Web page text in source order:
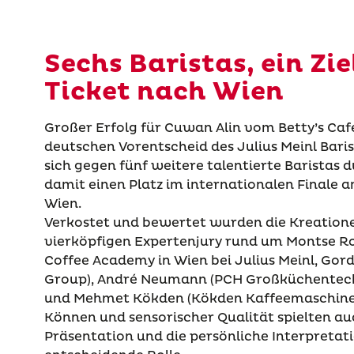
Sechs Baristas, ein
Ticket nach Wien
Großer Erfolg für Cuwan Alin vom Betty’s
deutschen Vorentscheid des Julius Meinl
sich gegen fünf weitere talentierte Baristas
damit einen Platz im internationalen Finale
Wien.
Verkostet und bewertet wurden die
vierköpfigen Expertenjury rund um Montse
Coffee Academy in Wien bei Julius Meinl,
Group), André Neumann (PCH
und Mehmet Kökden (Kökden
Können und sensorischer Qualität spielten
Präsentation und die persönliche